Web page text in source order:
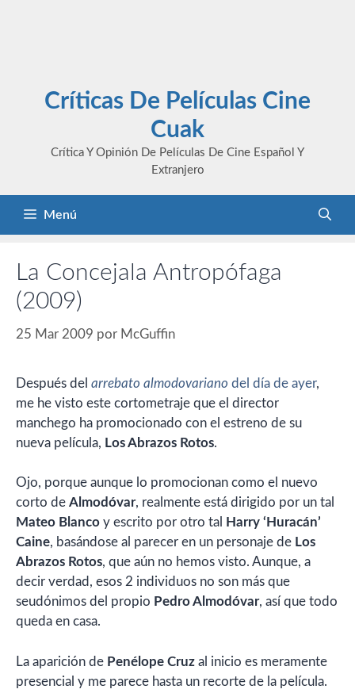
Críticas De Películas Cine
Cuak
Crítica Y Opinión De Películas De Cine Español Y
Extranjero
Menú
La Concejala Antropófaga
(2009)
25 Mar 2009 por McGuffin
Después del arrebato almodovariano del día de ayer,
me he visto este cortometraje que el director
manchego ha promocionado con el estreno de su
nueva película, Los Abrazos Rotos.
Ojo, porque aunque lo promocionan como el nuevo
corto de Almodóvar, realmente está dirigido por un tal
Mateo Blanco y escrito por otro tal
Harry ‘Huracán’
Caine, basándose al parecer en un personaje de Los
Abrazos Rotos, que aún no hemos visto. Aunque, a
decir verdad, esos 2 individuos no son más que
seudónimos del propio Pedro Almodóvar, así que todo
queda en casa.
La aparición de Penélope Cruz al inicio es meramente
presencial y me parece hasta un recorte de la película.